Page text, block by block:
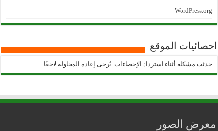
WordPress.org
احصائيات الموقع
حدثت مشكلة أثناء استرداد الإحصاءات. يُرجى إعادة المحاولة لاحقًا.
معرض الصور